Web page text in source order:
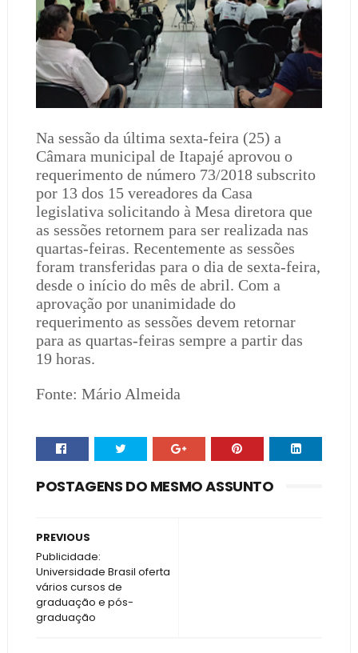
Na sessão da última sexta-feira (25) a
Câmara municipal de Itapajé aprovou o
requerimento de número 73/2018 subscrito
por 13 dos 15 vereadores da Casa
legislativa solicitando à Mesa diretora que
as sessões retornem para ser realizada nas
quartas-feiras. Recentemente as sessões
foram transferidas para o dia de sexta-feira,
desde o início do mês de abril. Com a
aprovação por unanimidade do
requerimento as sessões devem retornar
para as quartas-feiras sempre a partir das
19 horas.
Fonte: Mário Almeida
POSTAGENS DO MESMO ASSUNTO
PREVIOUS
Publicidade:
Universidade Brasil oferta
vários cursos de
graduação e pós-
graduação